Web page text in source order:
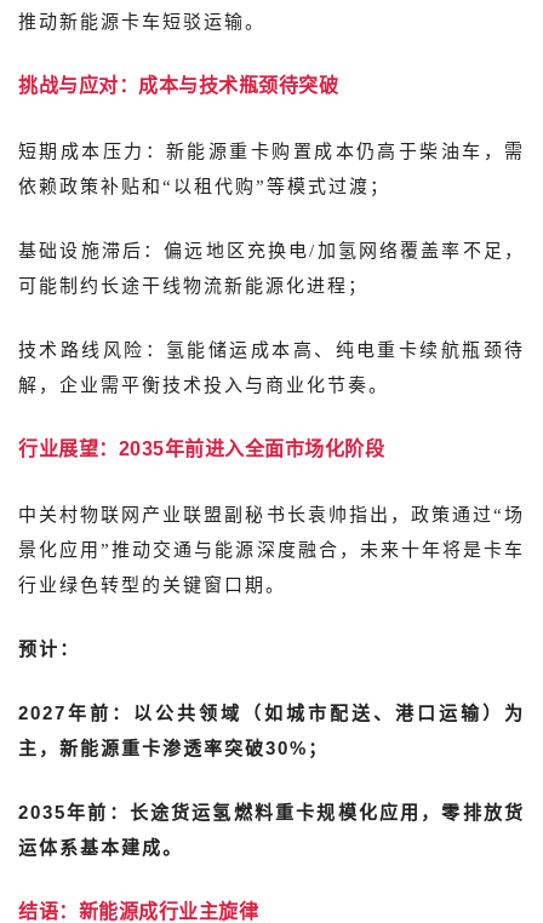
推动新能源卡车短驳运输。
挑战与应对：成本与技术瓶颈待突破
短期成本压力：新能源重卡购置成本仍高于柴油车，需
依赖政策补贴和“以租代购”等模式过渡；
基础设施滞后：偏远地区充换电/加氢网络覆盖率不足，
可能制约长途干线物流新能源化进程；
技术路线风险：氢能储运成本高、纯电重卡续航瓶颈待
解，企业需平衡技术投入与商业化节奏。
行业展望：2035年前进入全面市场化阶段
中关村物联网产业联盟副秘书长袁帅指出，政策通过“场
景化应用”推动交通与能源深度融合，未来十年将是卡车
行业绿色转型的关键窗口期。
预计：
2027年前：以公共领域（如城市配送、港口运输）为
主，新能源重卡渗透率突破30%；
2035年前：长途货运氢燃料重卡规模化应用，零排放货
运体系基本建成。
结语：新能源成行业主旋律